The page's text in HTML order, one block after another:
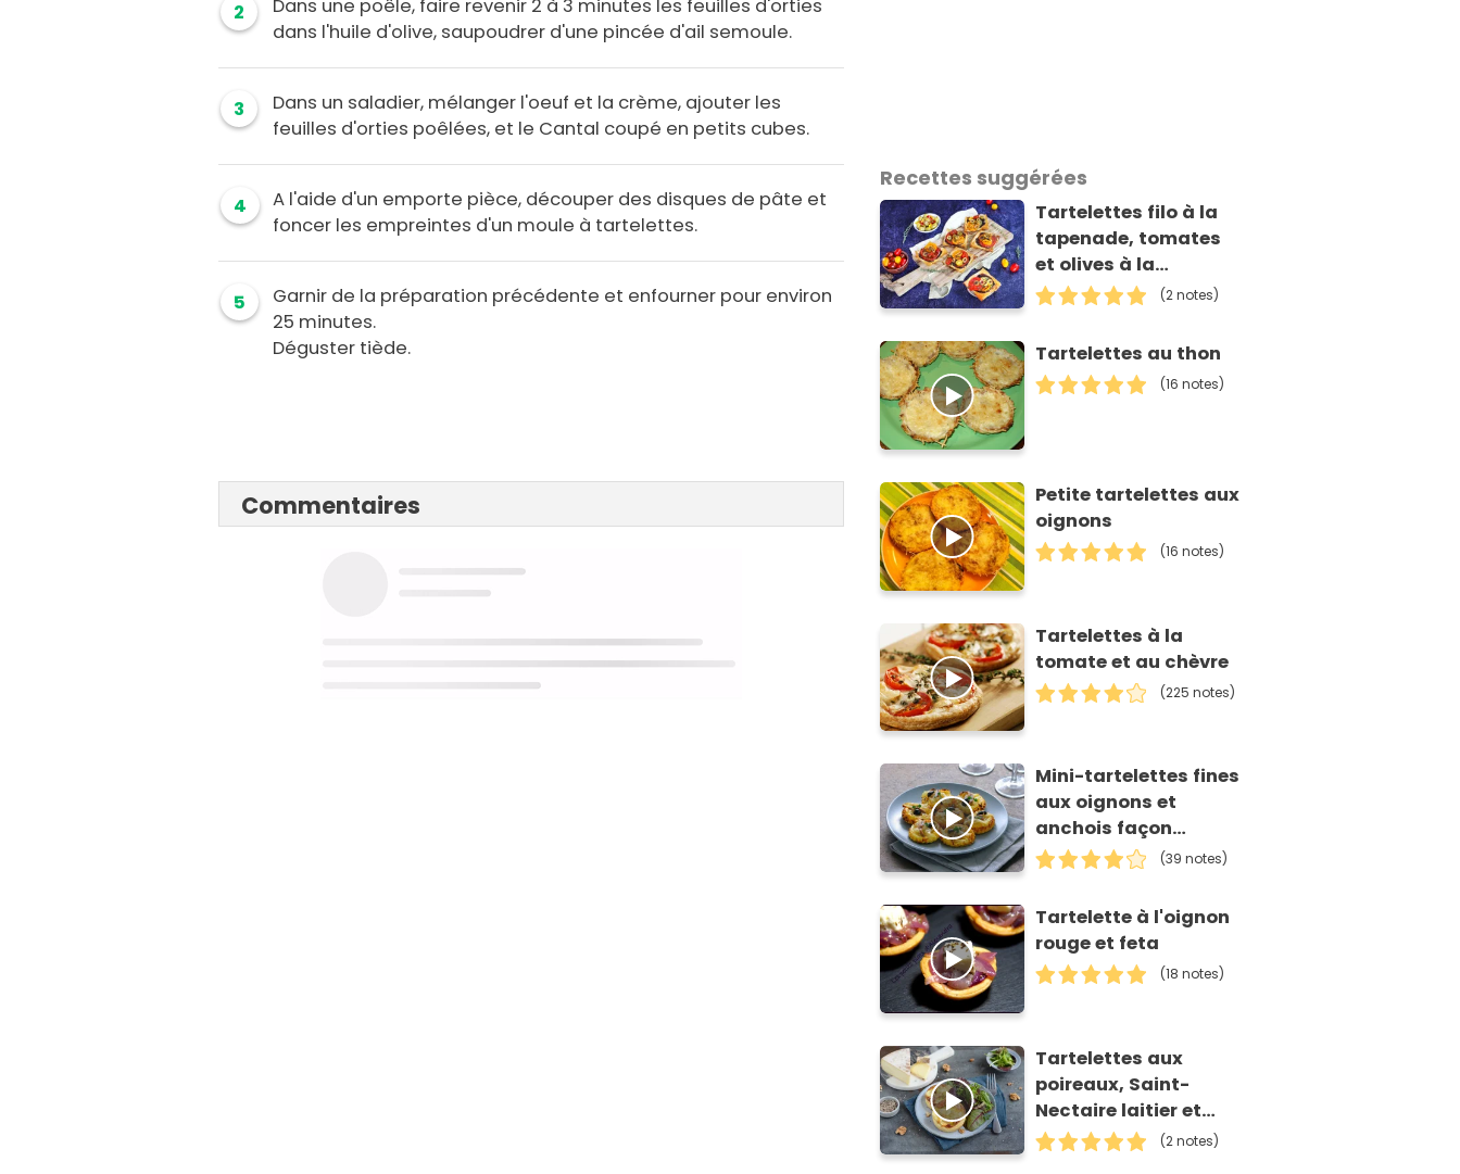
2
Dans une poêle, faire revenir 2 à 3 minutes les feuilles d'orties
dans l'huile d'olive, saupoudrer d'une pincée d'ail semoule.
3
Dans un saladier, mélanger l'oeuf et la crème, ajouter les
feuilles d'orties poêlées, et le Cantal coupé en petits cubes.
4
A l'aide d'un emporte pièce, découper des disques de pâte et
foncer les empreintes d'un moule à tartelettes.
5
Garnir de la préparation précédente et enfourner pour environ
25 minutes.
Déguster tiède.
Commentaires
Recettes suggérées
Tartelettes filo à la
tapenade, tomates
et olives à la
méditerranéenne
(2 notes)
Tartelettes au thon
(16 notes)
Petite tartelettes aux
oignons
(16 notes)
Tartelettes à la
tomate et au chèvre
(225 notes)
Mini-tartelettes fines
aux oignons et
anchois façon
pissaladière
(39 notes)
Tartelette à l'oignon
rouge et feta
(18 notes)
Tartelettes aux
poireaux, Saint-
Nectaire laitier et
noix
(2 notes)